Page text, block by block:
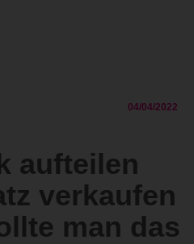
04/04/2022
aufteilen
verkaufen
man das